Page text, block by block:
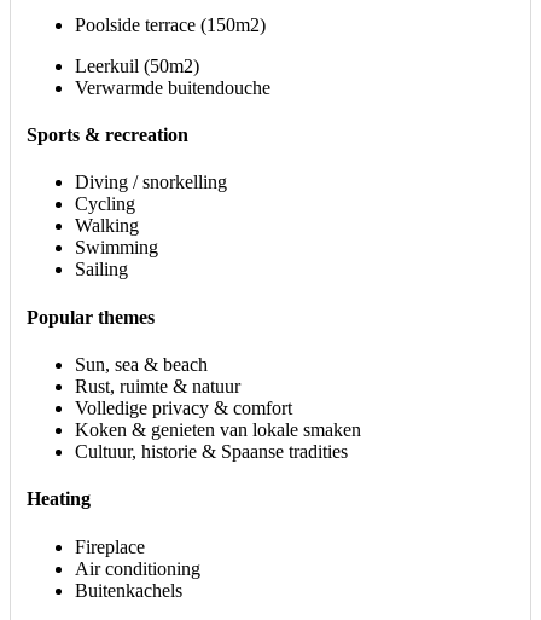
Poolside terrace (150m2)
Leerkuil (50m2)
Verwarmde buitendouche
Sports & recreation
Diving / snorkelling
Cycling
Walking
Swimming
Sailing
Popular themes
Sun, sea & beach
Rust, ruimte & natuur
Volledige privacy & comfort
Koken & genieten van lokale smaken
Cultuur, historie & Spaanse tradities
Heating
Fireplace
Air conditioning
Buitenkachels